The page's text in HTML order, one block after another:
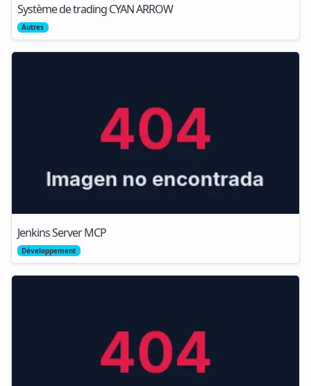
Système de trading CYAN ARROW
Autres
Jenkins Server MCP
Développement